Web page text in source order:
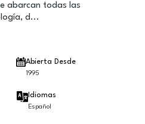
abarcan todas las
d...
Abierta Desde
1995
Idiomas
Español